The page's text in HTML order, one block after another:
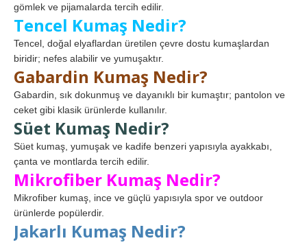
gömlek ve pijamalarda tercih edilir.
Tencel Kumaş Nedir?
Tencel, doğal elyaflardan üretilen çevre dostu kumaşlardan
biridir; nefes alabilir ve yumuşaktır.
Gabardin Kumaş Nedir?
Gabardin, sık dokunmuş ve dayanıklı bir kumaştır; pantolon ve
ceket gibi klasik ürünlerde kullanılır.
Süet Kumaş Nedir?
Süet kumaş, yumuşak ve kadife benzeri yapısıyla ayakkabı,
çanta ve montlarda tercih edilir.
Mikrofiber Kumaş Nedir?
Mikrofiber kumaş, ince ve güçlü yapısıyla spor ve outdoor
ürünlerde popülerdir.
Jakarlı Kumaş Nedir?